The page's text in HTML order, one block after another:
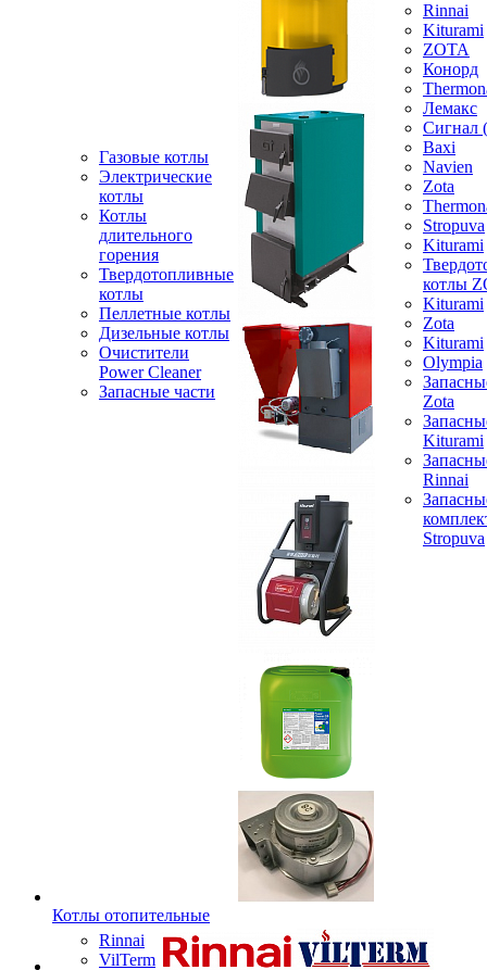
Газовые котлы
Электрические
котлы
Котлы
длительного
горения
Твердотопливные
котлы
Пеллетные котлы
Дизельные котлы
Очистители
Power Cleaner
Запасные части
Rinnai
Kiturami
ZOTA
Конорд
Лемакс
Baxi
Navien
Zota
Stropuva
Kiturami
котлы
Kiturami
Zota
Kiturami
Olympia
Zota
Kiturami
Rinnai
Stropuva
Котлы отопительные
Rinnai
VilTerm